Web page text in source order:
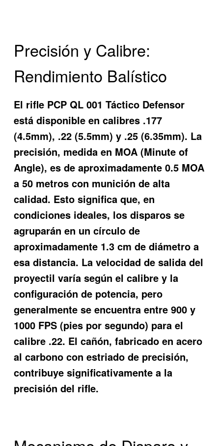
Precisión y Calibre:
Rendimiento Balístico
El rifle PCP QL 001 Táctico Defensor
está disponible en calibres .177
(4.5mm), .22 (5.5mm) y .25 (6.35mm). La
precisión, medida en MOA (Minute of
Angle), es de aproximadamente 0.5 MOA
a 50 metros con munición de alta
calidad. Esto significa que, en
condiciones ideales, los disparos se
agruparán en un círculo de
aproximadamente 1.3 cm de diámetro a
esa distancia. La velocidad de salida del
proyectil varía según el calibre y la
configuración de potencia, pero
generalmente se encuentra entre 900 y
1000 FPS (pies por segundo) para el
calibre .22. El cañón, fabricado en acero
al carbono con estriado de precisión,
contribuye significativamente a la
precisión del rifle.